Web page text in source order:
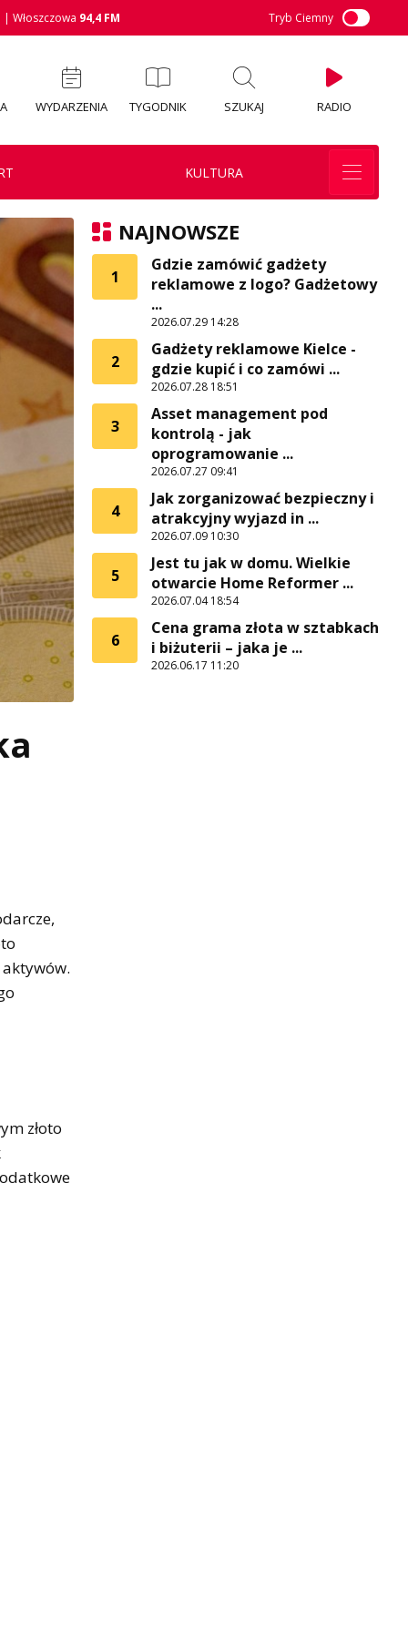
| Włoszczowa 94,4 FM Tryb Ciemny
WYDARZENIA TYGODNIK SZUKAJ RADIO
KULTURA
złoto
NAJNOWSZE
1
Gdzie zamówić gadżety
reklamowe z logo? Gadżetowy
...
2026.07.29 14:28
2
Gadżety reklamowe Kielce -
gdzie kupić i co zamówi ...
2026.07.28 18:51
3
Asset management pod
kontrolą - jak
oprogramowanie ...
2026.07.27 09:41
4
Jak zorganizować bezpieczny i
atrakcyjny wyjazd in ...
2026.07.09 10:30
5
Jest tu jak w domu. Wielkie
otwarcie Home Reformer ...
2026.07.04 18:54
6
Cena grama złota w sztabkach
i biżuterii – jaka je ...
2026.06.17 11:20